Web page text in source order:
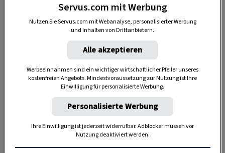
gleich welche Schwammerln verwenden kann, je
nach Saison oder Sucherfolg. Abgerundet wird
das Rezept mit Pastinaken und einen Schuss
Servus.com mit Werbung
Nutzen Sie Servus.com mit Webanalyse, personalisierter Werbung
und Inhalten von Drittanbietern.
Alle akzeptieren
Werbeeinnahmen sind ein wichtiger wirtschaftlicher Pfeiler unseres
kostenfreien Angebots. Mindestvoraussetzung zur Nutzung ist Ihre
Einwilligung für personalisierte Werbung.
Personalisierte Werbung
Ihre Einwilligung ist jederzeit widerrufbar. Adblocker müssen vor
Nutzung deaktiviert werden.